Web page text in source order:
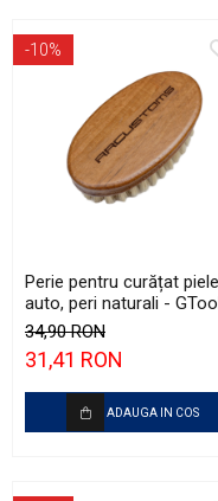
-10%
Perie pentru curățat piele
auto, peri naturali -
Oval Leather Brush
34,90 RON
31,41 RON
ADAUGA IN COS